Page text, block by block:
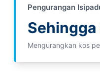
Pengurangan
Sehingga
Mengurangkan kos